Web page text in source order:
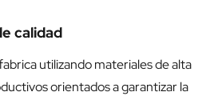
calidad
utilizando materiales de alta
orientados a garantizar la